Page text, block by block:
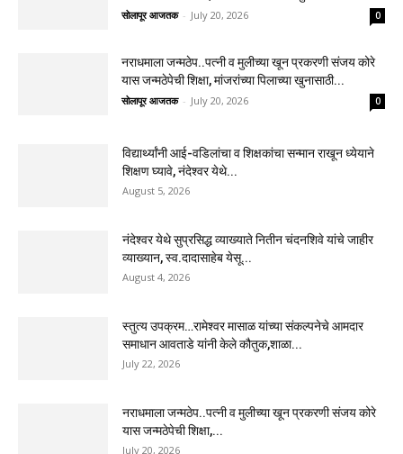
सोलापूर आजतक - July 20, 2026 0
नराधमाला जन्मठेप..पत्नी व मुलीच्या खून प्रकरणी संजय कोरे
यास जन्मठेपेची शिक्षा, मांजरांच्या पिलाच्या खुनासाठी...
सोलापूर आजतक - July 20, 2026 0
विद्यार्थ्यांनी आई-वडिलांचा व शिक्षकांचा सन्मान राखून ध्येयाने
शिक्षण घ्यावे, नंदेश्वर येथे...
August 5, 2026
नंदेश्वर येथे सुप्रसिद्ध व्याख्याते नितीन चंदनशिवे यांचे जाहीर
व्याख्यान, स्व.दादासाहेब येसू...
August 4, 2026
स्तुत्य उपक्रम…रामेश्वर मासाळ यांच्या संकल्पनेचे आमदार
समाधान आवताडे यांनी केले कौतुक,शाळा...
July 22, 2026
नराधमाला जन्मठेप..पत्नी व मुलीच्या खून प्रकरणी संजय कोरे
यास जन्मठेपेची शिक्षा,...
July 20, 2026